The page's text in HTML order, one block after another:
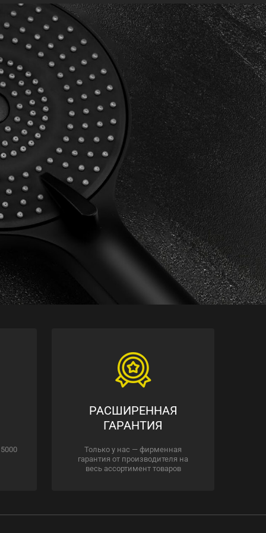
РАСШИРЕННАЯ
ГАРАНТИЯ
Только у нас — фирменная
гарантия от производителя на
весь ассортимент товаров